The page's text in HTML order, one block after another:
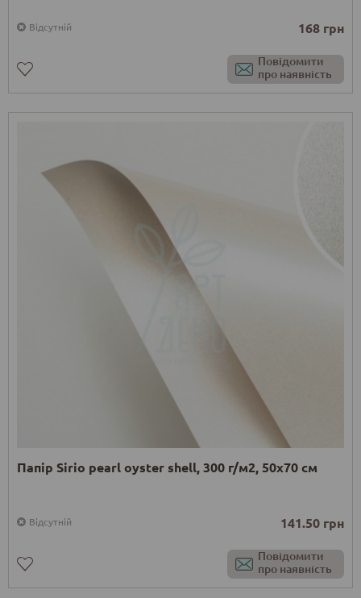
Відсутній 168 грн
Повідомити
про наявність
Папір Sirio pearl oyster shell, 300 г/м2, 50х70 см
Відсутній 141.50 грн
Повідомити
про наявність